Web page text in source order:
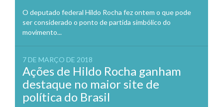
O deputado federal Hildo Rocha fez ontem o que pode
ser considerado o ponto de partida simbólico do
movimento...
7 DE MARÇO DE 2018
Ações de Hildo Rocha ganham
destaque no maior site de
política do Brasil